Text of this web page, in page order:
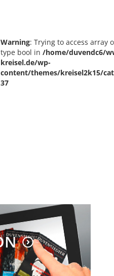
Warning: Trying to access array
type bool in /home/duvendc6/
kreisel.de/wp-
content/themes/kreisel2k15/
37